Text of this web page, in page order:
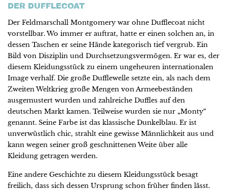
DER DUFFLECOAT
Der Feldmarschall Montgomery war ohne Dufflecoat nicht
vorstellbar. Wo immer er auftrat, hatte er einen solchen an, in
dessen Taschen er seine Hände kategorisch tief vergrub. Ein
Bild von Disziplin und Durchsetzungsvermögen. Er war es, der
diesem Kleidungsstück zu einem ungeheuren internationalen
Image verhalf. Die große Dufflewelle setzte ein, als nach dem
Zweiten Weltkrieg große Mengen von Armeebeständen
ausgemustert wurden und zahlreiche Duffles auf den
deutschen Markt kamen. Teilweise wurden sie nur „Monty“
genannt. Seine Farbe ist das klassische Dunkelblau. Er ist
unverwüstlich chic, strahlt eine gewisse Männlichkeit aus und
kann wegen seiner groß geschnittenen Weite über alle
Kleidung getragen werden.
Eine andere Geschichte zu diesem Kleidungsstück besagt
freilich, dass sich dessen Ursprung schon früher finden lässt.